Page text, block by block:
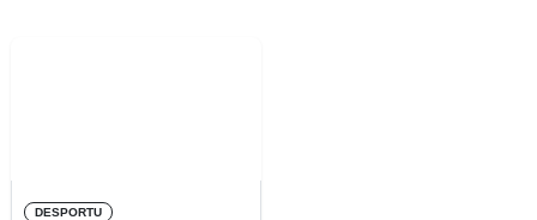
DESPORTU